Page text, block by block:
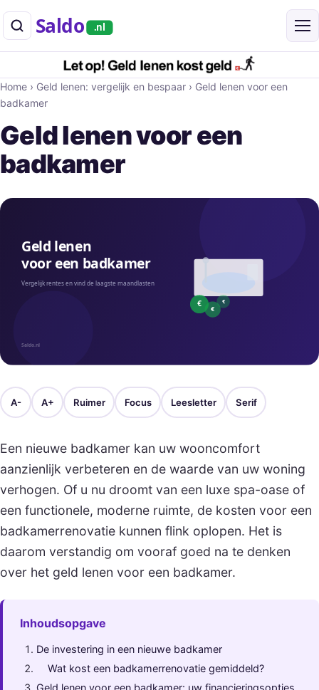
Saldo .nl
Home › Geld lenen: vergelijk en bespaar › Geld lenen voor een
badkamer
Geld lenen voor een
badkamer
A- A+ Ruimer Focus Leesletter Serif
Een nieuwe badkamer kan uw wooncomfort
aanzienlijk verbeteren en de waarde van uw woning
verhogen. Of u nu droomt van een luxe spa-oase of
een functionele, moderne ruimte, de kosten voor een
badkamerrenovatie kunnen flink oplopen. Het is
daarom verstandig om vooraf goed na te denken
over het geld lenen voor een badkamer.
Inhoudsopgave
De investering in een nieuwe badkamer
Wat kost een badkamerrenovatie gemiddeld?